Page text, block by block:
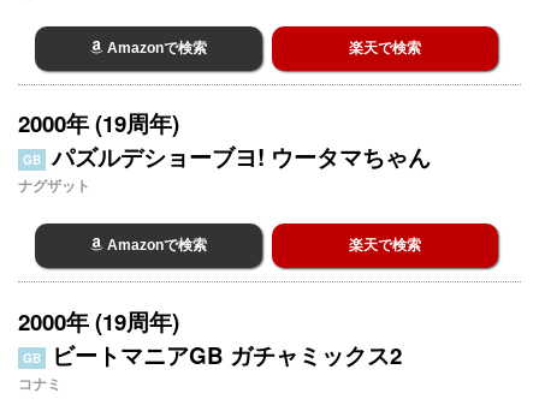
Amazonで検索 楽天で検索
2000年 (19周年)
GB パズルデショーブヨ! ウータマちゃん
ナグザット
Amazonで検索 楽天で検索
2000年 (19周年)
GB ビートマニアGB ガチャミックス2
コナミ